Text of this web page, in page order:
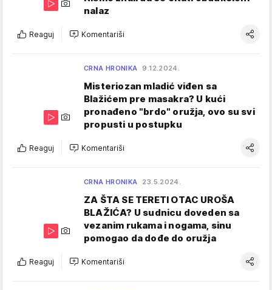
nalaz
Reaguj Komentariši
CRNA HRONIKA 9.12.2024.
Misteriozan mladić viđen sa
Blažićem pre masakra? U kući
pronađeno "brdo" oružja, ovo su svi
propusti u postupku
Reaguj Komentariši
CRNA HRONIKA 23.5.2024.
ZA ŠTA SE TERETI OTAC UROŠA
BLAŽIĆA? U sudnicu doveden sa
vezanim rukama i nogama, sinu
pomogao da dođe do oružja
Reaguj Komentariši